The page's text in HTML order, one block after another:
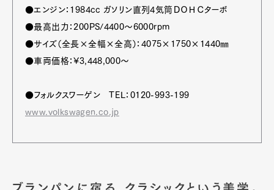
●エンジン：1984cc ガソリン直列4気筒ＤＯＨＣターボ
●最高出力：200PS/4400～6000rpm
●サイズ（全長×全幅×全高）：4075×1750×1440㎜
●車両価格：¥3,448,000～
●フォルクスワーゲン TEL：0120-993-199
www.volkswagen.co.jp
ブランパンに宿る、クラシックという美学。